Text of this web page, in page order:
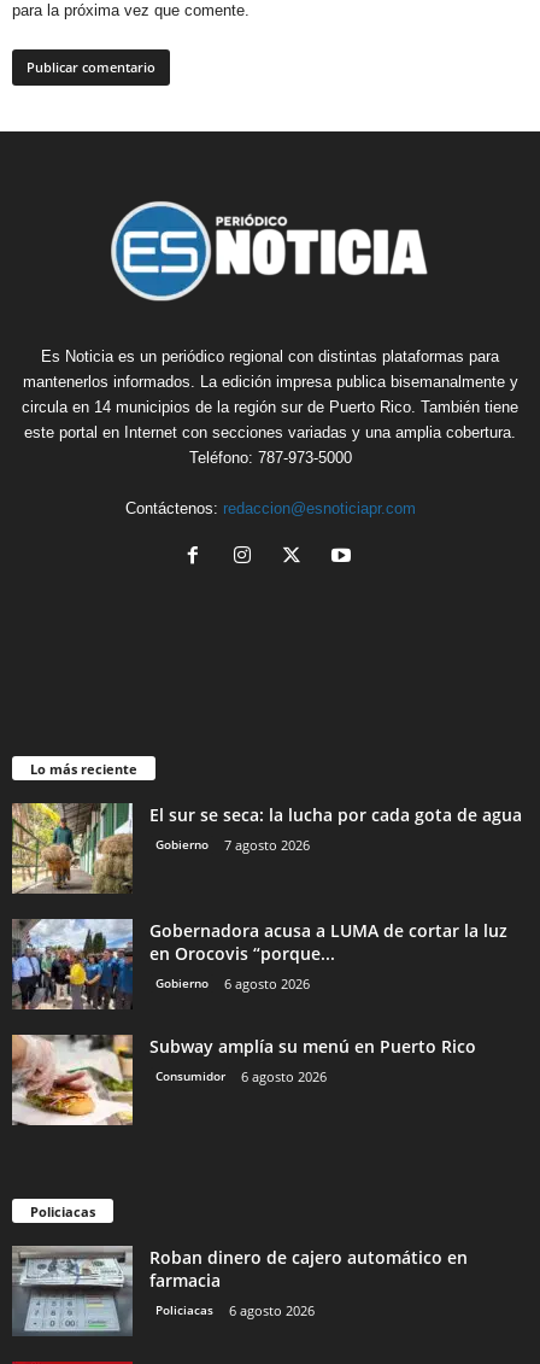
para la próxima vez que comente.
Es Noticia es un periódico regional con distintas plataformas para
mantenerlos informados. La edición impresa publica bisemanalmente y
circula en 14 municipios de la región sur de Puerto Rico. También tiene
este portal en Internet con secciones variadas y una amplia cobertura.
Teléfono: 787-973-5000
Contáctenos: redaccion@esnoticiapr.com
Lo más reciente
El sur se seca: la lucha por cada gota de agua
Gobierno 7 agosto 2026
Gobernadora acusa a LUMA de cortar la luz
en Orocovis “porque...
Gobierno 6 agosto 2026
Subway amplía su menú en Puerto Rico
Consumidor 6 agosto 2026
Policiacas
Roban dinero de cajero automático en
farmacia
Policiacas 6 agosto 2026